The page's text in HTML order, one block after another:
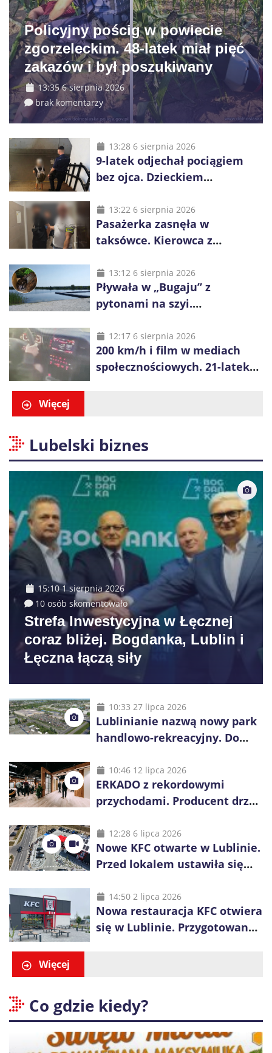
Policyjny pościg w powiecie
zgorzeleckim. 48-latek miał pięć
zakazów i był poszukiwany
13:35 6 sierpnia 2026
brak komentarzy
13:28 6 sierpnia 2026
9-latek odjechał pociągiem
bez ojca. Dzieckiem
i kierownik składu
13:22 6 sierpnia 2026
Pasażerka zasnęła w
taksówce. Kierowca z
na obrzeża Wrocławia
13:12 6 sierpnia 2026
Pływała w „Bugaju” z
pytonami na szyi.
12:17 6 sierpnia 2026
200 km/h i film w mediach
społecznościowych. 21-latek
Więcej
Lubelski biznes
15:10 1 sierpnia 2026
10 osób skomentowało
Strefa Inwestycyjna w Łęcznej
coraz bliżej. Bogdanka, Lublin i
Łęczna łączą siły
10:33 27 lipca 2026
Lublinianie nazwą nowy park
handlowo-rekreacyjny. Do
10:46 12 lipca 2026
ERKADO z rekordowymi
przychodami. Producent drzwi
inwestycje
12:28 6 lipca 2026
Nowe KFC otwarte w Lublinie.
Przed lokalem ustawiła się
14:50 2 lipca 2026
Nowa restauracja KFC otwiera
się w Lublinie. Przygotowano
Więcej
Co gdzie kiedy?